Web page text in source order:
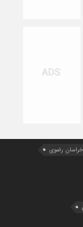
خراسان رضوي